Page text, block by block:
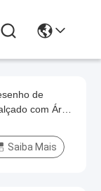
de
com Área
a Jato de
Saiba Mais